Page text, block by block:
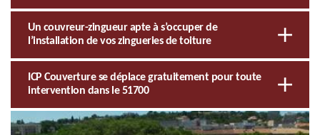
Un couvreur-zingueur apte à s’occuper de
l’installation de vos zingueries de toiture
ICP Couverture se déplace gratuitement pour toute
intervention dans le 51700